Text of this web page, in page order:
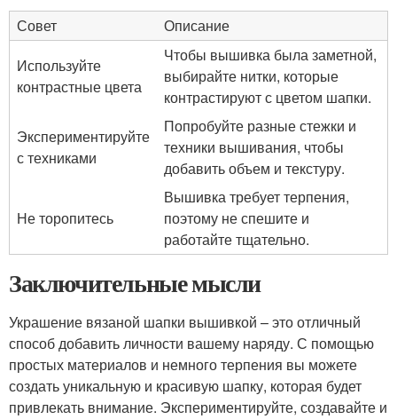
Совет
Описание
Используйте
контрастные цвета
Чтобы вышивка была заметной,
выбирайте нитки, которые
контрастируют с цветом шапки.
Экспериментируйте
с техниками
Попробуйте разные стежки и
техники вышивания, чтобы
добавить объем и текстуру.
Не торопитесь
Вышивка требует терпения,
поэтому не спешите и
работайте тщательно.
Заключительные мысли
Украшение вязаной шапки вышивкой – это отличный
способ добавить личности вашему наряду. С помощью
простых материалов и немного терпения вы можете
создать уникальную и красивую шапку, которая будет
привлекать внимание. Экспериментируйте, создавайте и